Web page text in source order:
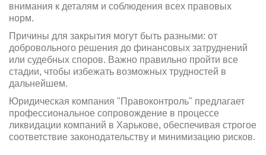
внимания к деталям и соблюдения всех правовых
норм.
Причины для закрытия могут быть разными: от
добровольного решения до финансовых затруднений
или судебных споров. Важно правильно пройти все
стадии, чтобы избежать возможных трудностей в
дальнейшем.
Юридическая компания "Правоконтроль" предлагает
профессиональное сопровождение в процессе
ликвидации компаний в Харькове, обеспечивая строгое
соответствие законодательству и минимизацию рисков.